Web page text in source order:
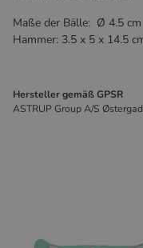
Maße der Bälle: Ø 4.5 cm
Hammer: 3.5 x 5 x 14.5
Hersteller gemäß GPSR
ASTRUP Group A/S